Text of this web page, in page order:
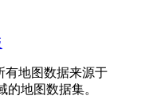
有地图数据来源于
的地图数据集。